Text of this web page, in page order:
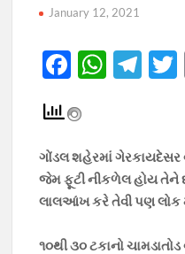
January 12, 2021
F
e
b
o
o
k
W
s
A
p
p
T
gr
a
m
ગોંડલ શહેરમાં ગેરકાયદેસર
જેમ ફૂટી નીકળેલ હોય તેને
લાલઆંખ કરે તેવી પણ લોક
૧૦થી ૩૦ ટકાનો